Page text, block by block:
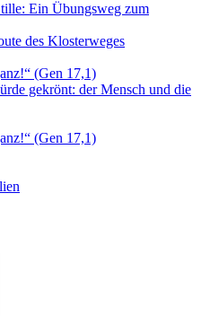
Ein Übungsweg zum
des Klosterweges
(Gen 17,1)
gekrönt: der Mensch und die
(Gen 17,1)